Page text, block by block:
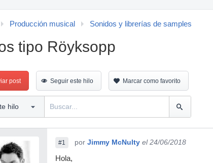
Producción musical Sonidos y librerías de samples
tipo Röyksopp
post Seguir este hilo Marcar como favorito
#1 por Jimmy McNulty el 24/06/2018
Hola,